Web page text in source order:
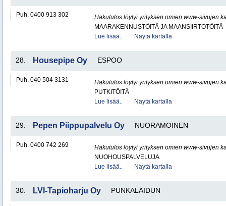
Puh. 0400 913 302
Hakutulos löytyi yrityksen omien www-sivujen
MAARAKENNUSTÖITÄ JA MAANSIIRTOTÖITÄ
Lue lisää..
Näytä kartalla
28. Housepipe Oy ESPOO
Puh. 040 504 3131
Hakutulos löytyi yrityksen omien www-sivujen
PUTKITÖITÄ
Lue lisää..
Näytä kartalla
29. Pepen Piippupalvelu Oy NUORAMOINEN
Puh. 0400 742 269
Hakutulos löytyi yrityksen omien www-sivujen
NUOHOUSPALVELUJA
Lue lisää..
Näytä kartalla
30. LVI-Tapioharju Oy PUNKALAIDUN